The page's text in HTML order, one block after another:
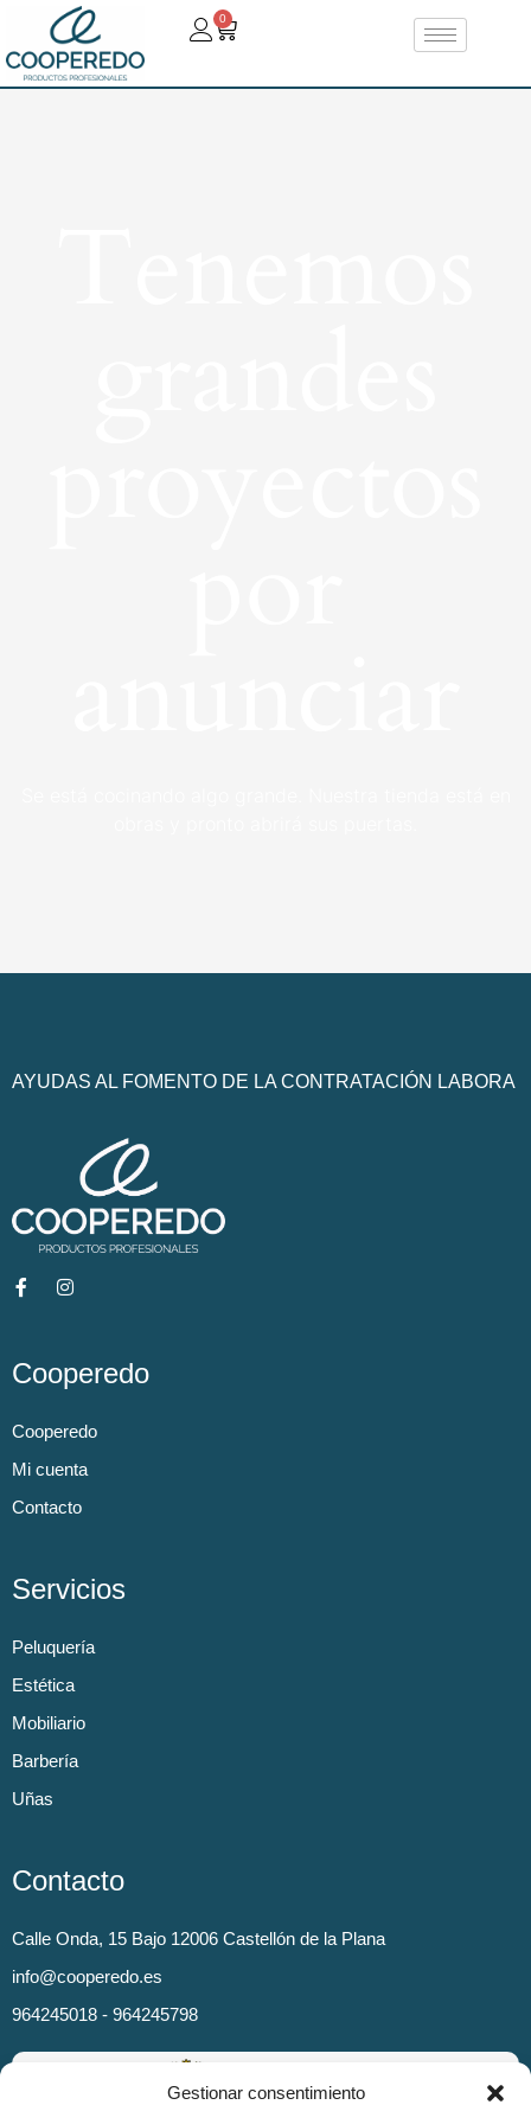
Gestionar consentimiento
0
AYUDAS AL FOMENTO DE LA CONTRATACIÓN LABORA
Cooperedo
Cooperedo
Mi cuenta
Contacto
Servicios
Peluquería
Estética
Mobiliario
Barbería
Uñas
Contacto
Calle Onda, 15 Bajo 12006 Castellón de la Plana
info@cooperedo.es
964245018 - 964245798